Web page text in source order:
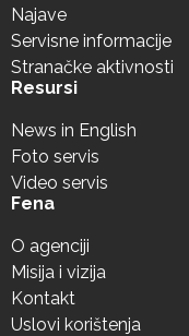
Najave
Servisne informacije
Stranačke aktivnosti
Resursi
News in English
Foto servis
Video servis
Fena
O agenciji
Misija i vizija
Kontakt
Uslovi korištenja